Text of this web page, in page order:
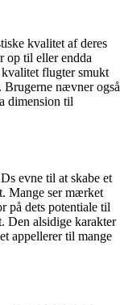
kvalitet af deres
op til eller endda
flugter smukt
Brugerne nævner også
dimension til
evne til at skabe et
Mange ser mærket
på dets potentiale til
Den alsidige karakter
appellerer til mange